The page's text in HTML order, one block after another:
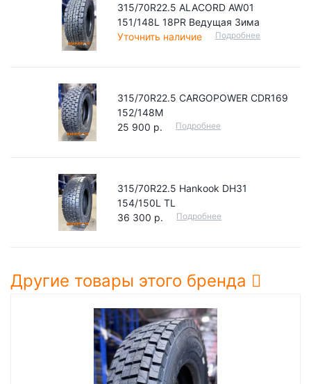
315/70R22.5 ALACORD AW01
151/148L 18PR Ведущая Зима
Уточнить наличие
Подробнее
315/70R22.5 CARGOPOWER CDR169
152/148M
25 900 р.
Подробнее
315/70R22.5 Hankook DH31
154/150L TL
36 300 р.
Подробнее
Другие товары этого бренда